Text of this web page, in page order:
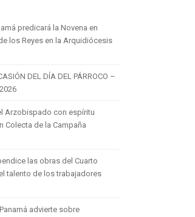
predicará la Novena en
los Reyes en la Arquidiócesis
DEL DÍA DEL PÁRROCO –
Arzobispado con espíritu
Colecta de la Campaña
las obras del Cuarto
talento de los trabajadores
advierte sobre